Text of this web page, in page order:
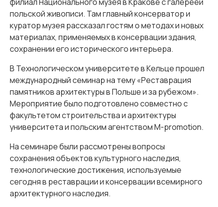
польской живописи. Там главный консерватор и
куратор музея рассказал гостям о методах и новых
материалах, применяемых в консервации здания,
сохранении его исторического интерьера.
В Технологическом университете в Кельце прошел
международный семинар на тему «Реставрация
памятников архитектуры в Польше и за рубежом».
Мероприятие было подготовлено совместно с
факультетом строительства и архитектуры
университета и польским агентством M-promotion.
На семинаре были рассмотрены вопросы
сохранения объектов культурного наследия,
технологические достижения, используемые
сегодня в реставрации и консервации всемирного
архитектурного наследия.